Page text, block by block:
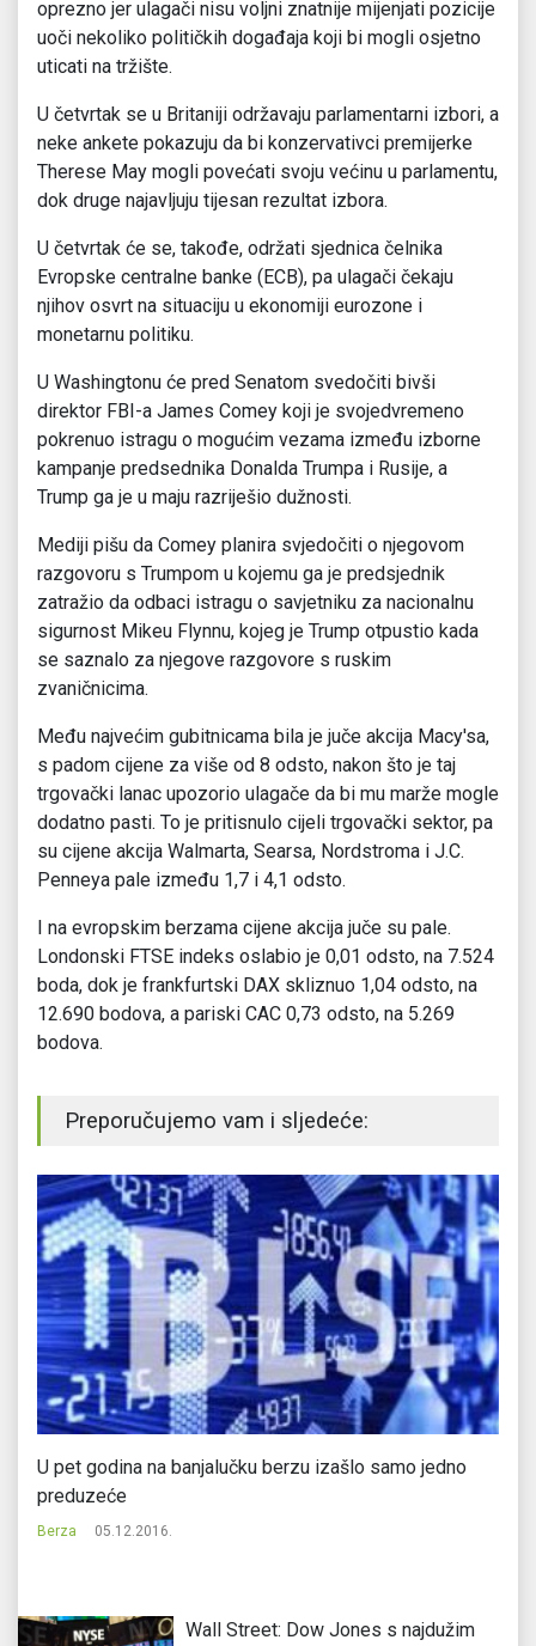
oprezno jer ulagači nisu voljni znatnije mijenjati pozicije
uoči nekoliko političkih događaja koji bi mogli osjetno
uticati na tržište.
U četvrtak se u Britaniji održavaju parlamentarni izbori, a
neke ankete pokazuju da bi konzervativci premijerke
Therese May mogli povećati svoju većinu u parlamentu,
dok druge najavljuju tijesan rezultat izbora.
U četvrtak će se, takođe, održati sjednica čelnika
Evropske centralne banke (ECB), pa ulagači čekaju
njihov osvrt na situaciju u ekonomiji eurozone i
monetarnu politiku.
U Washingtonu će pred Senatom svedočiti bivši
direktor FBI-a James Comey koji je svojedvremeno
pokrenuo istragu o mogućim vezama između izborne
kampanje predsednika Donalda Trumpa i Rusije, a
Trump ga je u maju razriješio dužnosti.
Mediji pišu da Comey planira svjedočiti o njegovom
razgovoru s Trumpom u kojemu ga je predsjednik
zatražio da odbaci istragu o savjetniku za nacionalnu
sigurnost Mikeu Flynnu, kojeg je Trump otpustio kada
se saznalo za njegove razgovore s ruskim
zvaničnicima.
Među najvećim gubitnicama bila je juče akcija Macy′sa,
s padom cijene za više od 8 odsto, nakon što je taj
trgovački lanac upozorio ulagače da bi mu marže mogle
dodatno pasti. To je pritisnulo cijeli trgovački sektor, pa
su cijene akcija Walmarta, Searsa, Nordstroma i J.C.
Penneya pale između 1,7 i 4,1 odsto.
I na evropskim berzama cijene akcija juče su pale.
Londonski FTSE indeks oslabio je 0,01 odsto, na 7.524
boda, dok je frankfurtski DAX skliznuo 1,04 odsto, na
12.690 bodova, a pariski CAC 0,73 odsto, na 5.269
bodova.
Preporučujemo vam i sljedeće:
U pet godina na banjalučku berzu izašlo samo jedno
preduzeće
Berza 05.12.2016.
Wall Street: Dow Jones s najdužim